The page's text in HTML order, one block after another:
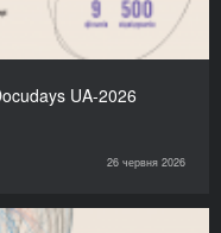
UA-2026
26 червня 2026